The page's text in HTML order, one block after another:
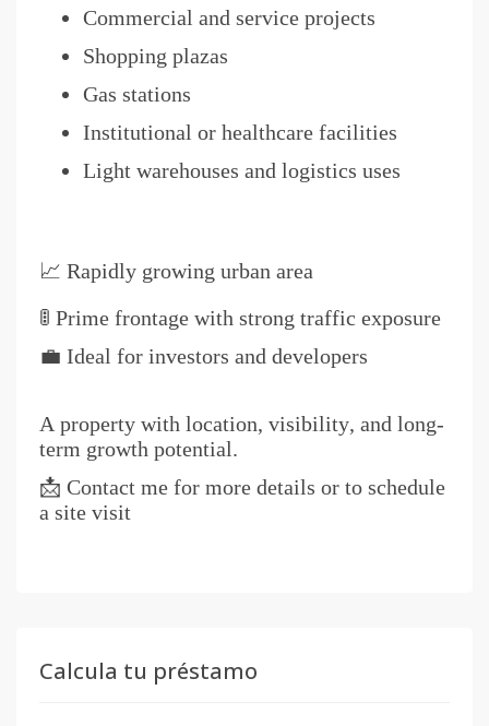
Commercial and service projects
Shopping plazas
Gas stations
Institutional or healthcare facilities
Light warehouses and logistics uses
📈 Rapidly growing urban area
🚦 Prime frontage with strong traffic exposure
💼 Ideal for investors and developers
A property with location, visibility, and long-
term growth potential.
📩 Contact me for more details or to schedule
a site visit
Calcula tu préstamo